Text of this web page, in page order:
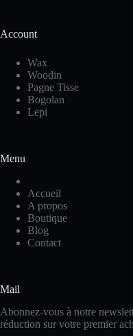
Account
Wax
Woodin
Pagne Tisse
Bogolan
Lepi
Menu
Accueil
A propos
Boutique
Blog
Contact
Mail
Abonnez-vous à notre
réduction sur votre premier